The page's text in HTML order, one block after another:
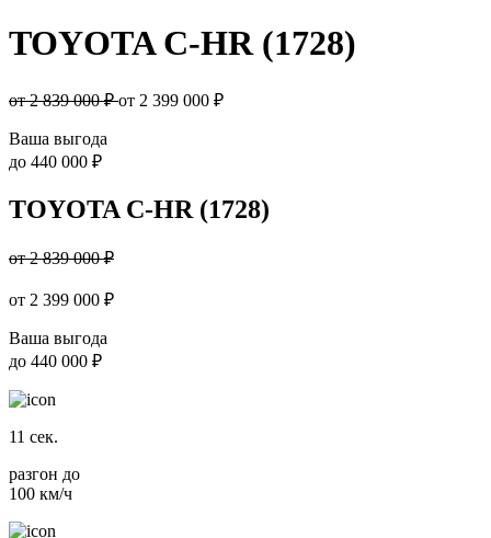
TOYOTA C-HR (1728)
от 2 839 000 ₽от 2 399 000 ₽
Ваша выгода
до 440 000 ₽
TOYOTA C-HR (1728)
от 2 839 000 ₽
от 2 399 000 ₽
Ваша выгода
до 440 000 ₽
11 сек.
разгон до
100 км/ч